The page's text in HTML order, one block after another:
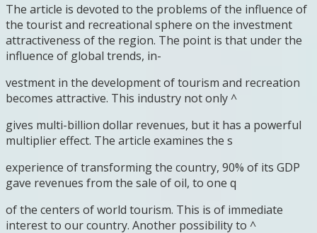
The article is devoted to the problems of the influence of
the tourist and recreational sphere on the investment
attractiveness of the region. The point is that under the
influence of global trends, in-
vestment in the development of tourism and recreation
becomes attractive. This industry not only ^
gives multi-billion dollar revenues, but it has a powerful
multiplier effect. The article examines the s
experience of transforming the country, 90% of its GDP
gave revenues from the sale of oil, to one q
of the centers of world tourism. This is of immediate
interest to our country. Another possibility to ^